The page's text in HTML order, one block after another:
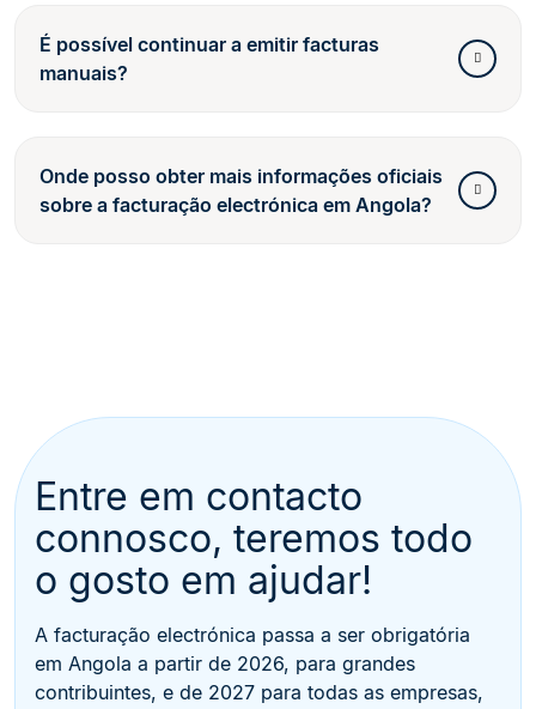
É possível continuar a emitir facturas
manuais?
Onde posso obter mais informações oficiais
sobre a facturação electrónica em Angola?
Entre em contacto
connosco, teremos todo
o gosto em ajudar!
A facturação electrónica passa a ser obrigatória
em Angola a partir de 2026, para grandes
contribuintes, e de 2027 para todas as empresas,